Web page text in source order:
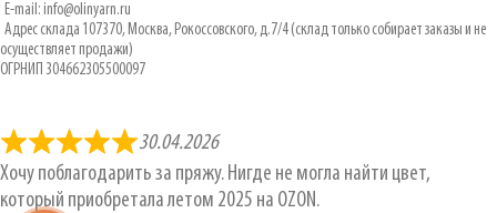
E-mail: info@olinyarn.ru
Адрес склада 107370, Москва, Рокоссовского, д.7/4 (склад только собирает заказы и не
осуществляет продажи)
ОГРНИП 304662305500097
30.04.2026
Хочу поблагодарить за пряжу. Нигде не могла найти цвет,
который приобретала летом 2025 на OZON.